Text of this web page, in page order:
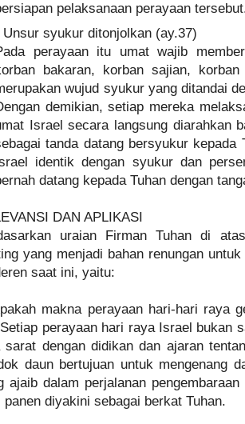
pelaksanaan perayaan
Unsur syukur ditonjolkan (ay.37)
perayaan itu umat wajib
bakaran, korban sajian,
wujud syukur yang ditandai
demikian, setiap mereka
Israel secara langsung diarahkan
tanda datang bersyukur kepada
identik dengan syukur dan
datang kepada Tuhan dengan
DAN APLIKASI
uraian Firman Tuhan di
yang menjadi bahan renungan
saat ini, yaitu:
makna perayaan hari-hari raya
perayaan hari raya Israel bukan
sarat dengan didikan dan ajaran
daun bertujuan untuk mengenang
ajaib dalam perjalanan
panen diyakini sebagai berkat Tuhan.